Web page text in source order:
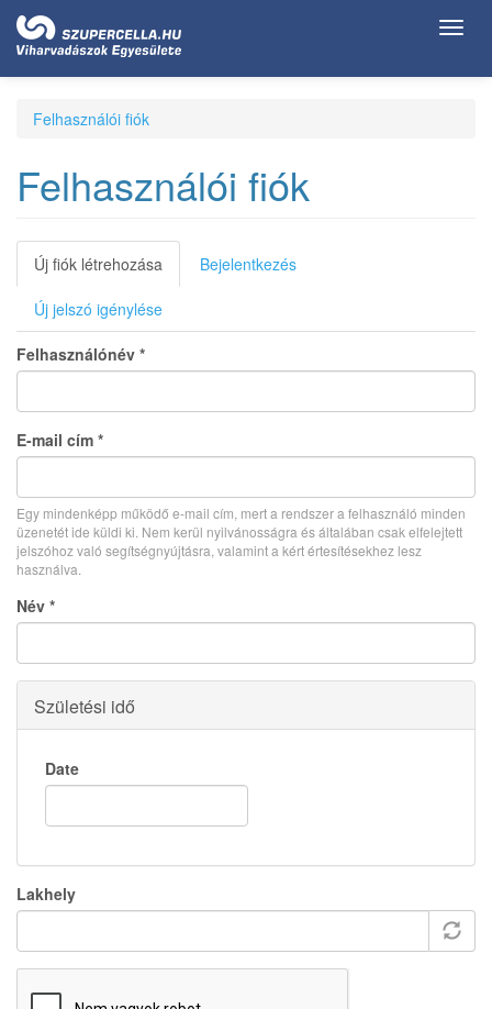
Ugrás
tartalomra
Felhasználói fiók
Felhasználói fiók
Elsődleges
fülek
Új fiók létrehozása
fül)
Bejelentkezés
Új jelszó igénylése
Felhasználónév *
E-mail cím *
Egy mindenképp működő e-mail cím, mert a rendszer a felhasználó minden
üzenetét ide küldi ki. Nem kerül nyilvánosságra és általában csak elfelejtett
jelszóhoz való segítségnyújtásra, valamint a kért értesítésekhez lesz
használva.
Név *
Születési idő
Date
Lakhely